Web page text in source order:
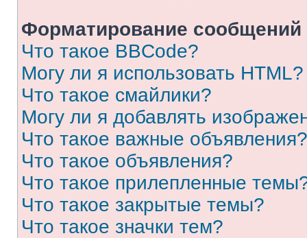
Форматирование
Что такое BBCode?
Могу ли я использовать HTML?
Что такое смайлики?
Могу ли я добавлять
Что такое важные объявления?
Что такое объявления?
Что такое прилепленные
Что такое закрытые темы?
Что такое значки тем?